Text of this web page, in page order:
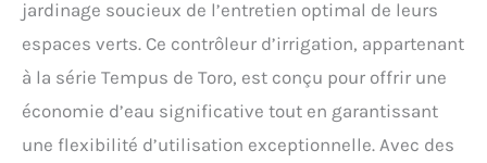
polyvalente : permet de
créer et gérer 2
indépendants avec
plusieurs options de
hebdomadaire, mensuelle,
jardinage soucieux de l’entretien optimal de leurs
espaces verts. Ce contrôleur d’irrigation, appartenant
à la série Tempus de Toro, est conçu pour offrir une
économie d’eau significative tout en garantissant
une flexibilité d’utilisation exceptionnelle. Avec des